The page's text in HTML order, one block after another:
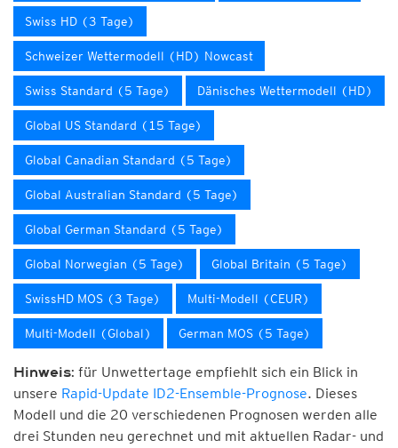
Swiss HD (3 Tage)
Schweizer Wettermodell (HD) Nowcast
Swiss Standard (5 Tage) Dänisches Wettermodell (HD)
Global US Standard (15 Tage)
Global Canadian Standard (5 Tage)
Global Australian Standard (5 Tage)
Global German Standard (5 Tage)
Global Norwegian (5 Tage) Global Britain (5 Tage)
SwissHD MOS (3 Tage) Multi-Modell (CEUR)
Multi-Modell (Global) German MOS (5 Tage)
Hinweis: für Unwettertage empfiehlt sich ein Blick in
unsere Rapid-Update ID2-Ensemble-Prognose. Dieses
Modell und die 20 verschiedenen Prognosen werden alle
drei Stunden neu gerechnet und mit aktuellen Radar- und